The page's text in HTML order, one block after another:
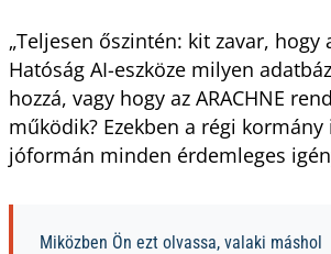
„Teljesen őszintén: kit zavar, hogy
Hatóság AI-eszköze milyen
hozzá, vagy hogy az ARACHNE
működik? Ezekben a régi
jóformán minden érdemleges
Miközben Ön ezt olvassa, valaki máshol